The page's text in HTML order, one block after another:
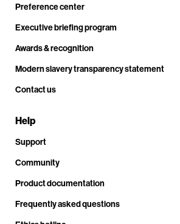
Preference center
Executive briefing program
Awards & recognition
Modern slavery transparency statement
Contact us
Help
Support
Community
Product documentation
Frequently asked questions